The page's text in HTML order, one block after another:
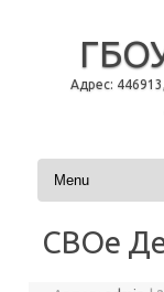
Адрес:
Перейти к
СВОе